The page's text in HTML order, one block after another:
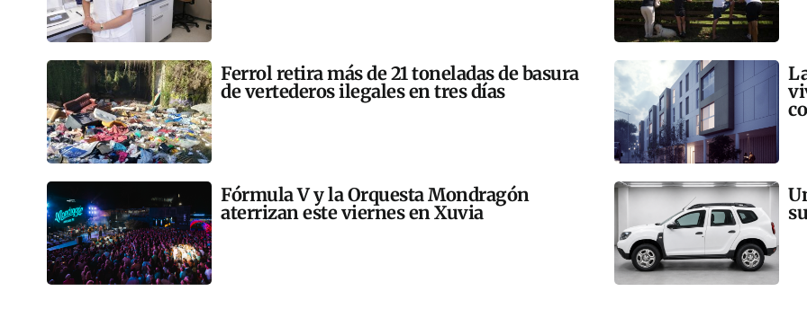
Ferrol retira más de 21 toneladas de basura
de vertederos ilegales en tres días
Fórmula V y la Orquesta Mondragón
aterrizan este viernes en Xuvia